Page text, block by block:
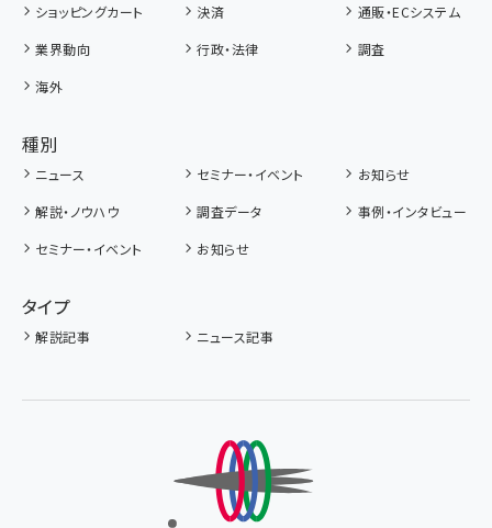
ショッピングカート
決済
通販・ECシステム
業界動向
行政・法律
調査
海外
種別
ニュース セミナー・イベント
お知らせ
解説・ノウハウ
調査データ
事例・インタビュー
セミナー・イベント
お知らせ
タイプ
解説記事 ニュース記事